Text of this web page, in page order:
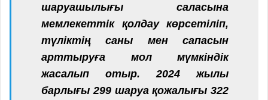
шаруашылығы саласына
мемлекеттік қолдау көрсетіліп,
түліктің саны мен сапасын
арттыруға мол мүмкіндік
жасалып отыр. 2024 жылы
барлығы 299 шаруа қожалығы 322